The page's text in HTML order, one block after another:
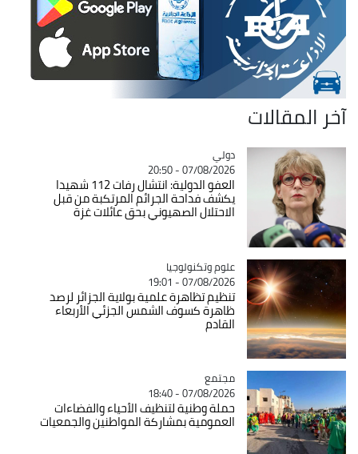
آخر المقالات
Catégorie
دولي
07/08/2026 - 20:50
العفو الدولية: انتشال رفات 112 شهيدا
يكشف فداحة الجرائم المرتكبة من قبل
الاحتلال الصهيوني بحق عائلات غزة
Catégorie
علوم وتكنولوجيا
07/08/2026 - 19:01
تنظيم تظاهرة علمية بولاية الجزائر لرصد
ظاهرة كسوف الشمس الجزئي الأربعاء
القادم
Catégorie
مجتمع
07/08/2026 - 18:40
حملة وطنية لتنظيف الأحياء والفضاءات
العمومية بمشاركة المواطنين والجمعيات